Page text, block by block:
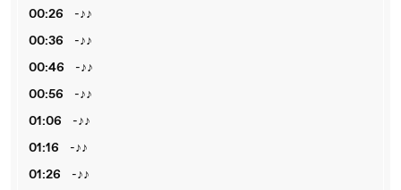
00:26
-♪♪
00:36
-♪♪
00:46
-♪♪
00:56
-♪♪
01:06
-♪♪
01:16
-♪♪
01:26
-♪♪